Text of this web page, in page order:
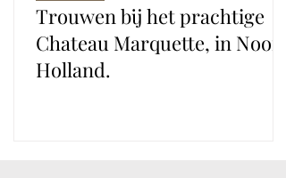
Trouwen bij het prachtige
Chateau Marquette, in Noord
Holland.